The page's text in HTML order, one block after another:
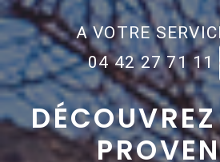
A VOTRE
04 42 27 71 11